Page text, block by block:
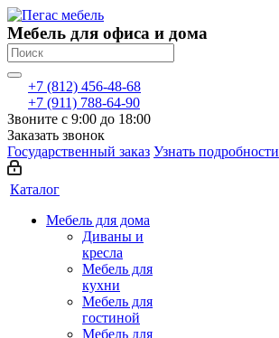
Мебель для офиса и дома
+7 (812) 456-48-68
+7 (911) 788-64-90
Звоните с 9:00 до 18:00
Заказать звонок
Государственный заказ Узнать подробности
Каталог
Мебель для дома
Диваны и
кресла
Мебель для
кухни
Мебель для
гостиной
Мебель для